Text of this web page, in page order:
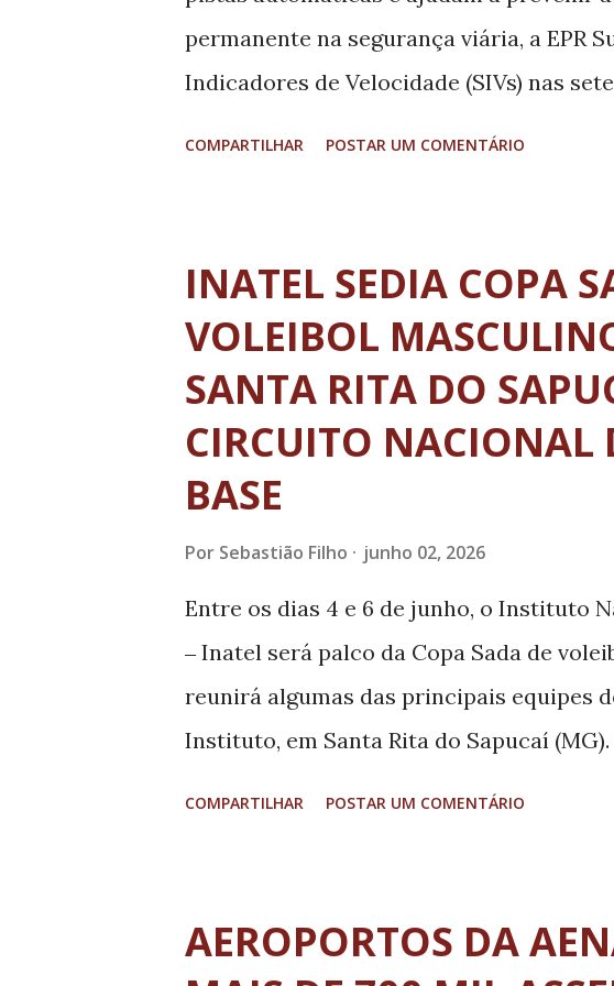
permanente na segurança viária, a EPR
Indicadores de Velocidade (SIVs) nas
mobilizações do Maio Amarelo,
conscientização para um trânsito mais
posicionados nas entradas das pistas de
meio da medição eletrônica da
real, a velocidade de aproximação do
um compromisso permanente da EPR
continuamente em tecnologia,
COMPARTILHAR POSTAR UM COMENTÁRIO
INATEL SEDIA COPA
VOLEIBOL
SANTA RITA DO
CIRCUITO NACIONAL
BASE
Por Sebastião Filho junho 02, 2026
Entre os dias 4 e 6 de junho, o Instituto
‒ Inatel será palco da Copa Sada de
reunirá algumas das principais equipes
Instituto, em Santa Rita do Sapucaí
Sub-19, da equipe Sub-21 do Sada
COMPARTILHAR POSTAR UM COMENTÁRIO
AEROPORTOS DA